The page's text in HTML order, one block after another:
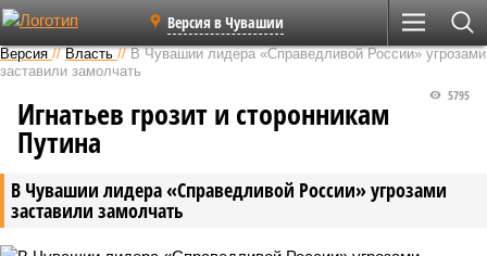
Версия в Чувашии
Версия //Власть //В Чувашии лидера «Справедливой России» угрозами
заставили замолчать
В Чувашии лидера «Справедливой России» угрозами
заставили замолчать
5795
Игнатьев грозит и сторонникам
Путина